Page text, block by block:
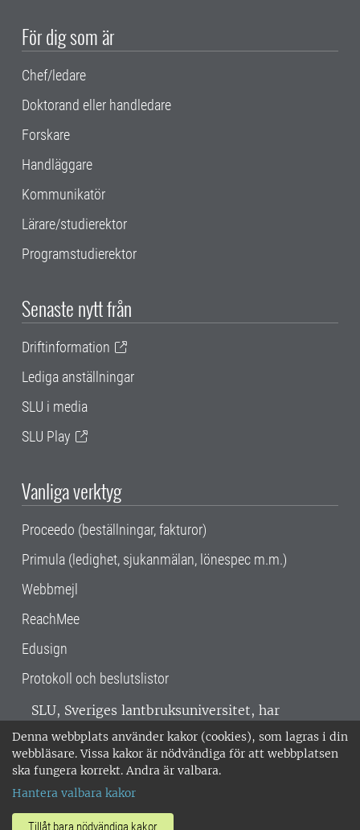
Denna webbplats använder kakor (cookies), som lagras i din
webbläsare. Vissa kakor är nödvändiga för att webbplatsen
ska fungera korrekt. Andra är valbara.
Hantera valbara kakor
Tillåt bara nödvändiga kakor
För dig som är
Chef/ledare
Doktorand eller handledare
Forskare
Handläggare
Kommunikatör
Lärare/studierektor
Programstudierektor
Senaste nytt från
Driftinformation
Lediga anställningar
SLU i media
SLU Play
Vanliga verktyg
Proceedo (beställningar, fakturor)
Primula (ledighet, sjukanmälan, lönespec m.m.)
Webbmejl
ReachMee
Edusign
Protokoll och beslutslistor
SLU, Sveriges lantbruksuniversitet, har
verksamhet över hela Sverige. Huvudorter är
Alnarp, Uppsala och Umeå.SLU är
miljöcertifierat enligt ISO 14001. •
018-67 10 00 • Org nr: 202100-2817 •
Om SLU:s webbplatser